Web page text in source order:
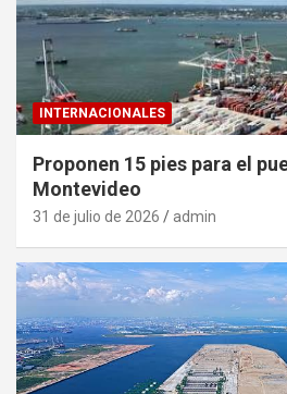
INTERNACIONALES
Proponen 15 pies para el
Montevideo
31 de julio de 2026 admin